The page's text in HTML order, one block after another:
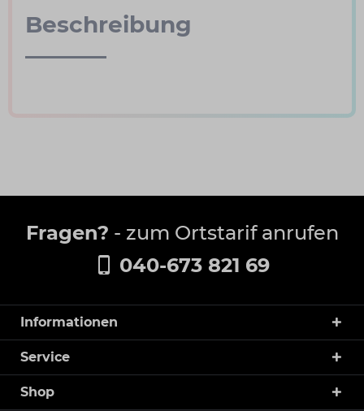
Beschreibung
Fragen? - zum Ortstarif anrufen
040-673 821 69
Informationen
Service
Shop